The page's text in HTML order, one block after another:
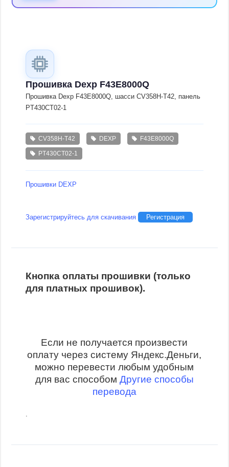
Прошивка Dexp F43E8000Q
Прошивка Dexp F43E8000Q, шасси CV358H-T42, панель
PT430CT02-1
CV358H-T42 DEXP F43E8000Q
PT430CT02-1
Прошивки DEXP
Зарегистрируйтесь для скачивания Регистрация
Кнопка оплаты прошивки (только
для платных прошивок).
Если не получается произвести
оплату через систему Яндекс.Деньги,
можно перевести любым удобным
для вас способом Другие способы
перевода
.